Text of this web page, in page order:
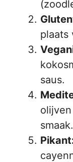
plaats
saus.
smaak.